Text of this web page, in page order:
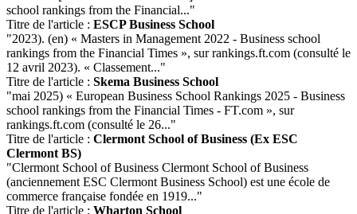
school rankings from the Financial..."
Titre de l'article : ESCP Business School
"2023). (en) « Masters in Management 2022 - Business school
rankings from the Financial Times », sur rankings.ft.com (consulté le
12 avril 2023). « Classement..."
Titre de l'article : Skema Business School
"mai 2025) « European Business School Rankings 2025 - Business
school rankings from the Financial Times - FT.com », sur
rankings.ft.com (consulté le 26..."
Titre de l'article : Clermont School of Business (Ex ESC
Clermont BS)
"Clermont School of Business Clermont School of Business
(anciennement ESC Clermont Business School) est une école de
commerce française fondée en 1919..."
Titre de l'article : Wharton School